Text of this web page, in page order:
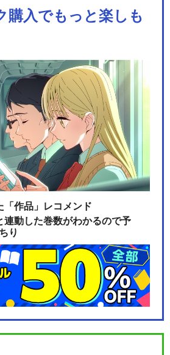
購入でもっと楽しも
「作品」レコメンド
連動した巻数がわかるので予
り